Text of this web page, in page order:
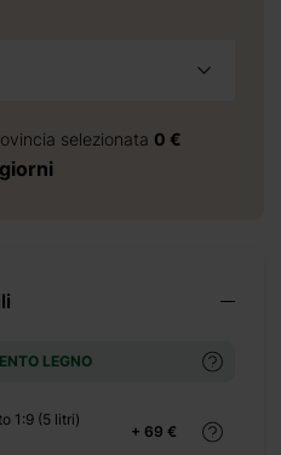
selezionata 0 €
giorni
LEGNO
+ 69 €
1:9 (5 litri)